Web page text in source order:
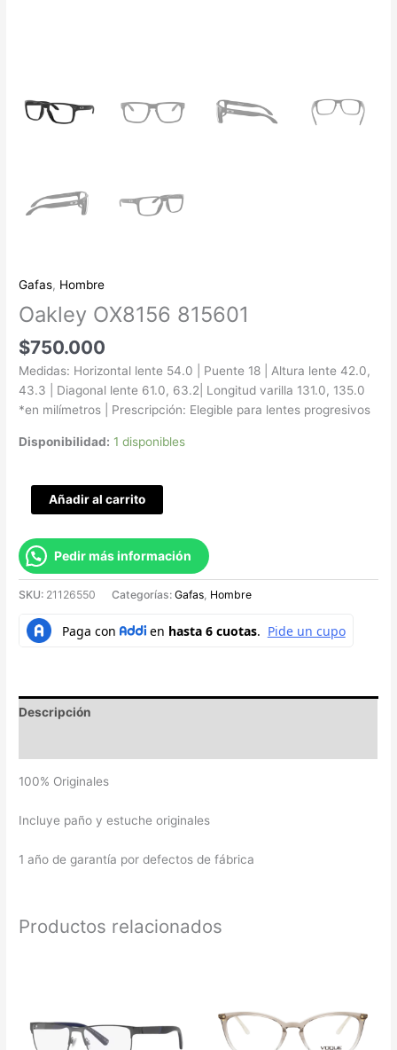
Gafas, Hombre
Oakley OX8156 815601
$750.000
Medidas: Horizontal lente 54.0 | Puente 18 | Altura lente 42.0,
43.3 | Diagonal lente 61.0, 63.2| Longitud varilla 131.0, 135.0
*en milímetros | Prescripción: Elegible para lentes progresivos
Disponibilidad: 1 disponibles
Añadir al carrito
Pedir más información
SKU: 21126550 Categorías:Gafas, Hombre
Descripción
100% Originales
Incluye paño y estuche originales
1 año de garantía por defectos de fábrica
Productos relacionados